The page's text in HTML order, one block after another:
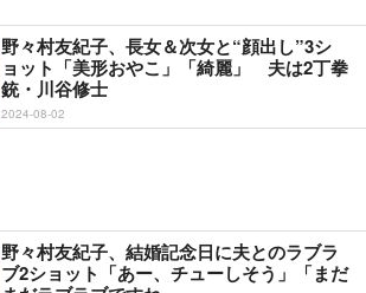
野々村友紀子、長女＆次女と“顔出し”3シ
ョット「美形おやこ」「綺麗」 夫は2丁拳
銃・川谷修士
2024-08-02
野々村友紀子、結婚記念日に夫とのラブラ
ブ2ショット「あー、チューしそう」「まだ